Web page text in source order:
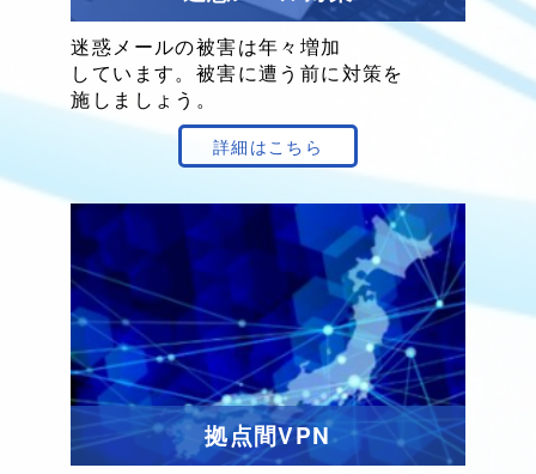
迷惑メールの被害は年々増加
しています。 被害に遭う前に対策を
施しましょう。
詳細はこちら
拠点間VPN